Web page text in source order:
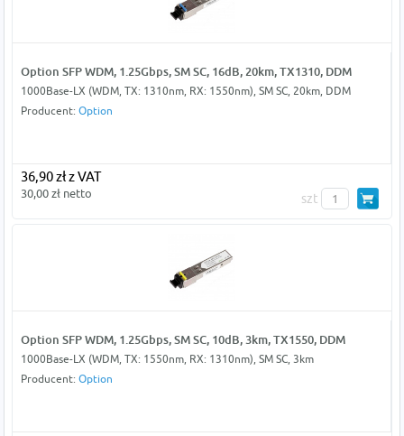
Option SFP WDM, 1.25Gbps, SM SC, 16dB, 20km, TX1310, DDM
1000Base-LX (WDM, TX: 1310nm, RX: 1550nm), SM SC, 20km, DDM
Producent: Option
36,90 zł z VAT
30,00 zł netto szt
Option SFP WDM, 1.25Gbps, SM SC, 10dB, 3km, TX1550, DDM
1000Base-LX (WDM, TX: 1550nm, RX: 1310nm), SM SC, 3km
Producent: Option